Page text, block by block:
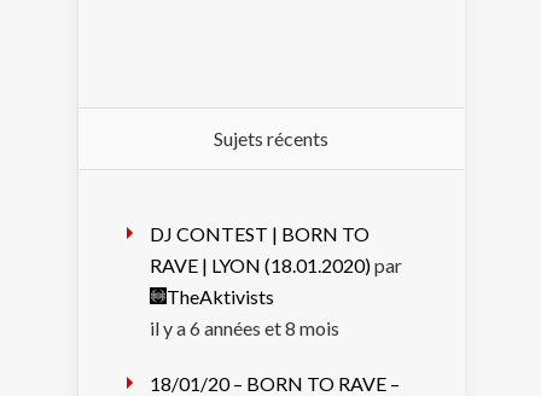
Sujets récents
DJ CONTEST | BORN TO
RAVE | LYON (18.01.2020)par
TheAktivists
il y a 6 années et 8 mois
18/01/20 – BORN TO RAVE –